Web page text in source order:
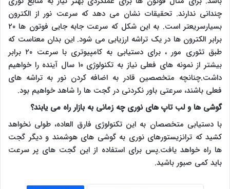
چندانی ندارند. تحقیقات نشان می دهد که سرعت نور از الکترون
بسیارسریعتر است. به این شکل که سرعت جابه جایی فوتون ها ۲۰
برابر الکترون ها در یک تراشه ارزیابی می شود. این بدان معناست که
طبق تئوری مور ، برای دستیابی به کامپیوتری با سرعت ۲۰ برابر
بیشتر از نمونه های فعلی نیاز به تکنولوژی ۱۰ سال آینده را خواهیم
داشت.چنانچه متخصصین قادر به اضافه کردن نور به تراشه های
فعلی باشند، سرعتی باور نکردنی در گجت ها را شاهد خواهیم بود.
گوشی ها و لب تاپ های نوری چه زمانی به بازار راه می یابند؟
با دستیابی متخصصان به این تکنولوژی فارق العاده، طولی نخواهد
کشید که ترانزیستورهای نوری به گوشی های هوشمند و دیگر گجت
ها راه خواهد یافت.پس برای استفاده از این گجت های پر سرعت
باید کمی صبور باشید.